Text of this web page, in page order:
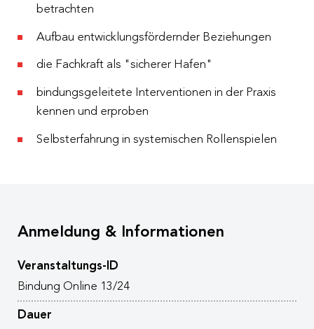
betrachten
Aufbau entwicklungsfördernder Beziehungen
die Fachkraft als "sicherer Hafen"
bindungsgeleitete Interventionen in der Praxis
kennen und erproben
Selbsterfahrung in systemischen Rollenspielen
Anmeldung & Informationen
Veranstaltungs-ID
Bindung Online 13/24
Dauer